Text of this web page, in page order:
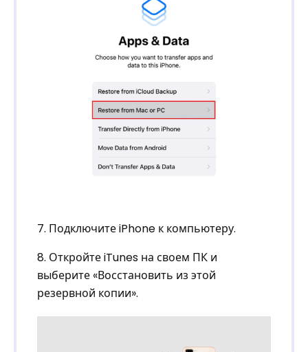
7. Подключите iPhone к компьютеру.
8. Откройте iTunes на своем ПК и
выберите «Восстановить из этой
резервной копии».